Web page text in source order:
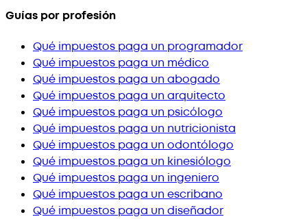
Guías por profesión
Qué impuestos paga un programador
Qué impuestos paga un médico
Qué impuestos paga un abogado
Qué impuestos paga un arquitecto
Qué impuestos paga un psicólogo
Qué impuestos paga un nutricionista
Qué impuestos paga un odontólogo
Qué impuestos paga un kinesiólogo
Qué impuestos paga un ingeniero
Qué impuestos paga un escribano
Qué impuestos paga un diseñador